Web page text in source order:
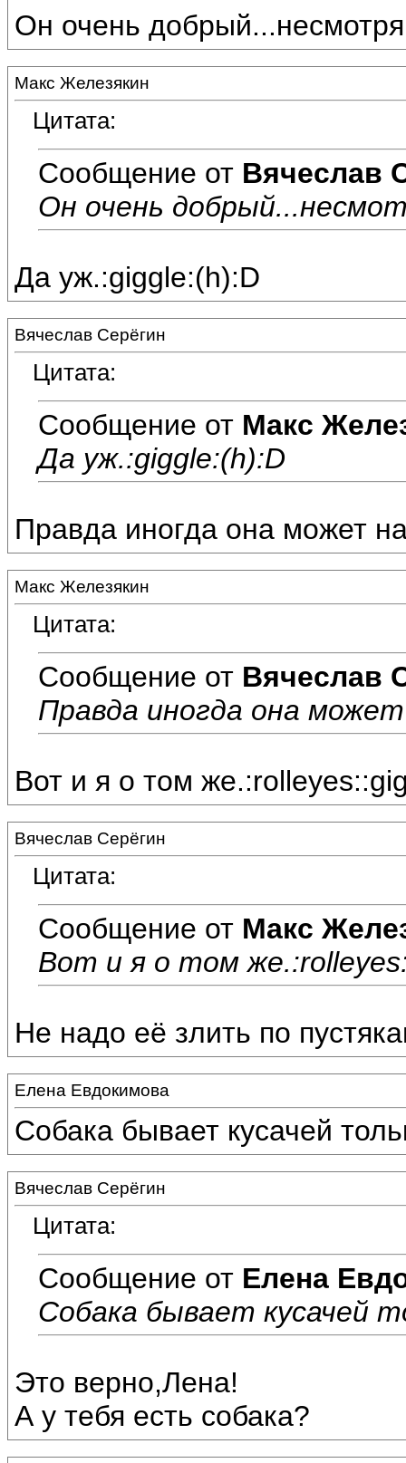
Он очень
Макс Железякин
Цитата:
Сообщение от Вячеслав
Он очень
Да уж.:giggle:(h):D
Вячеслав Серёгин
Цитата:
Сообщение от Макс
Да уж.:giggle:(h):D
Правда иногда она может
Макс Железякин
Цитата:
Сообщение от Вячеслав
Правда иногда она
Вот и я о том
Вячеслав Серёгин
Цитата:
Сообщение от Макс
Вот и я о том
Не надо её злить по
Елена Евдокимова
Собака бывает кусачей
Вячеслав Серёгин
Цитата:
Сообщение от Елена
Собака бывает кусачей
Это верно,Лена!
А у тебя есть собака?